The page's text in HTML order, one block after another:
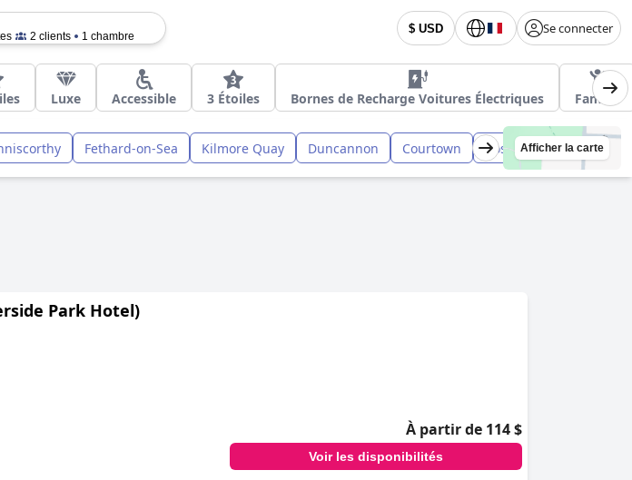
$ USD Se connecter
2 clients 1 chambre
Luxe Accessible 3 Étoiles Bornes de Recharge Voitures Électriques Famille
Fethard-on-Sea Kilmore Quay Duncannon Courtown Rosslare Harbour
Afficher la carte
Park Hotel)
À partir de 114 $
Voir les disponibilités